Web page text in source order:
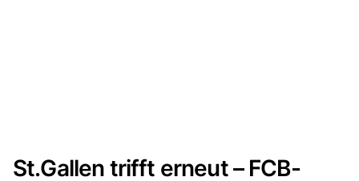
St.Gallen trifft erneut – FCB-